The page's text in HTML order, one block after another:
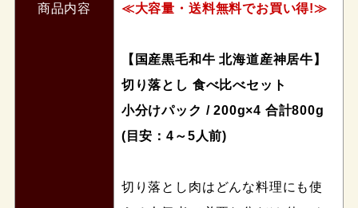
商品内容 ≪大容量・送料無料でお買い得!≫
【国産黒毛和牛 北海道産神居牛】
切り落とし 食べ比べセット
小分けパック / 200g×4 合計800g
(目安：4～5人前)
切り落とし肉はどんな料理にも使